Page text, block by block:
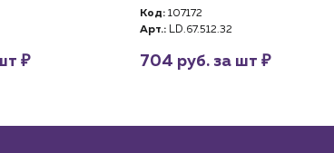
₽
Код: 107172
Арт.: LD.67.512.32
704 руб. за шт ₽